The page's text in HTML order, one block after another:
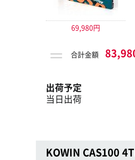
69,980円
＝ 合計金額
出荷予定
当日出荷
KOWIN CAS100